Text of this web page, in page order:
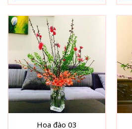
Hoa đào 03